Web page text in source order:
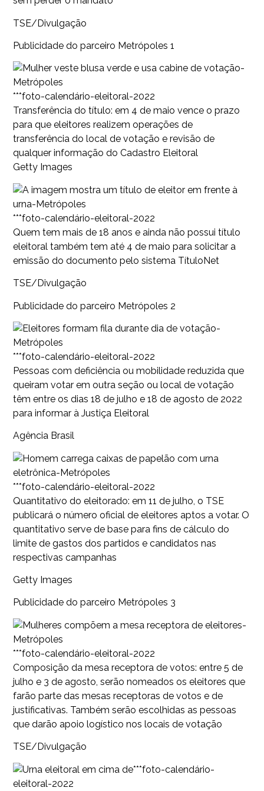
TSE/Divulgação
Publicidade do parceiro Metrópoles 1
***foto-calendário-eleitoral-2022
Transferência do título: em 4 de maio vence o prazo
para que eleitores realizem operações de
transferência do local de votação e revisão de
qualquer informação do Cadastro Eleitoral
Getty Images
***foto-calendário-eleitoral-2022
Quem tem mais de 18 anos e ainda não possui título
eleitoral também tem até 4 de maio para solicitar a
emissão do documento pelo sistema TítuloNet
TSE/Divulgação
Publicidade do parceiro Metrópoles 2
***foto-calendário-eleitoral-2022
Pessoas com deficiência ou mobilidade reduzida que
queiram votar em outra seção ou local de votação
têm entre os dias 18 de julho e 18 de agosto de 2022
para informar à Justiça Eleitoral
Agência Brasil
***foto-calendário-eleitoral-2022
Quantitativo do eleitorado: em 11 de julho, o TSE
publicará o número oficial de eleitores aptos a votar. O
quantitativo serve de base para fins de cálculo do
limite de gastos dos partidos e candidatos nas
respectivas campanhas
Getty Images
Publicidade do parceiro Metrópoles 3
***foto-calendário-eleitoral-2022
Composição da mesa receptora de votos: entre 5 de
julho e 3 de agosto, serão nomeados os eleitores que
farão parte das mesas receptoras de votos e de
justificativas. Também serão escolhidas as pessoas
que darão apoio logístico nos locais de votação
TSE/Divulgação
***foto-calendário-
eleitoral-2022